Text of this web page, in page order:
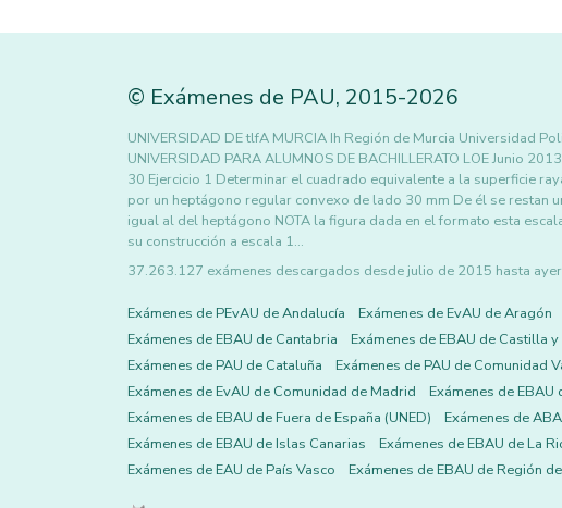
© Exámenes de PAU, 2015-2026
UNIVERSIDAD DE tlfA MURCIA Ih Región de Murcia Universidad
UNIVERSIDAD PARA ALUMNOS DE BACHILLERATO LOE Junio
30 Ejercicio 1 Determinar el cuadrado equivalente a la superficie
por un heptágono regular convexo de lado 30 mm De él se restan
igual al del heptágono NOTA la figura dada en el formato esta
su construcción a escala 1…
37.263.127 exámenes descargados desde julio de 2015 hasta
Exámenes de PEvAU de Andalucía Exámenes de EvAU de Aragón
Exámenes de EBAU de Cantabria
Exámenes de EBAU de Castilla y
Exámenes de PAU de Cataluña
Exámenes de PAU de Comunidad
Exámenes de EvAU de Comunidad de Madrid
Exámenes de EBAU
Exámenes de EBAU de Fuera de España (UNED)
Exámenes de
Exámenes de EBAU de Islas Canarias
Exámenes de EBAU de La
Exámenes de EAU de País Vasco
Exámenes de EBAU de Región